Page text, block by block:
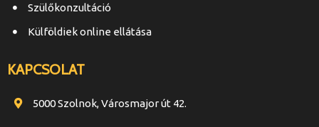
Szülőkonzultáció
Külföldiek online ellátása
KAPCSOLAT
5000 Szolnok, Városmajor út 42.